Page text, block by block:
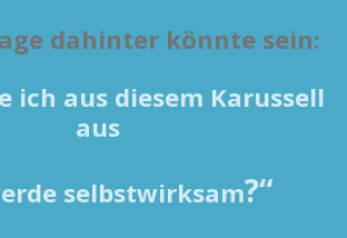
dahinter könnte sein:
ich aus diesem Karussell
aus
selbstwirksam?“